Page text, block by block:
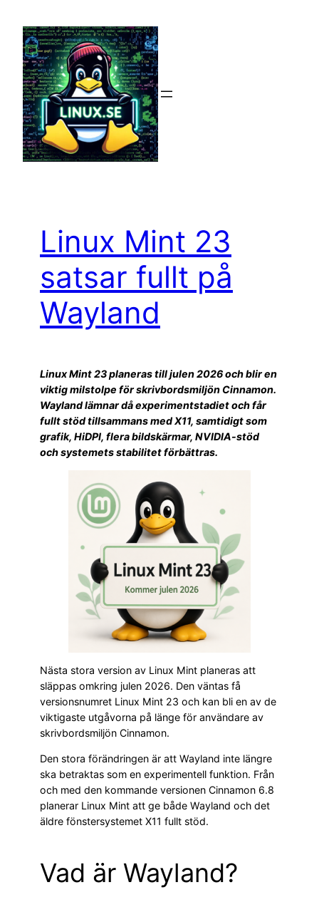
innehåll
Linux Mint 23
satsar fullt på
Wayland
Linux Mint 23 planeras till julen 2026 och blir en
viktig milstolpe för skrivbordsmiljön Cinnamon.
Wayland lämnar då experimentstadiet och får
fullt stöd tillsammans med X11, samtidigt som
grafik, HiDPI, flera bildskärmar, NVIDIA-stöd
och systemets stabilitet förbättras.
Nästa stora version av Linux Mint planeras att
släppas omkring julen 2026. Den väntas få
versionsnumret Linux Mint 23 och kan bli en av de
viktigaste utgåvorna på länge för användare av
skrivbordsmiljön Cinnamon.
Den stora förändringen är att Wayland inte längre
ska betraktas som en experimentell funktion. Från
och med den kommande versionen Cinnamon 6.8
planerar Linux Mint att ge både Wayland och det
äldre fönstersystemet X11 fullt stöd.
Vad är Wayland?